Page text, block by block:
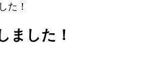
た！
ました！